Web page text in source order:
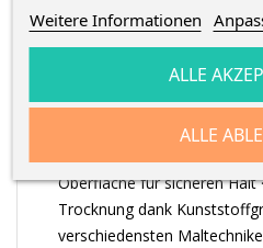
Speziell auf die Bedürfnisse
Malen angepasst und für
perfektioniert, sorgen die
Qualitätspinsel für jede
Ergonomischer Dreikantgriff
Oberfläche für sicheren Halt
Trocknung dank
verschiedensten
Weitere Informationen
ALLE
ALLE